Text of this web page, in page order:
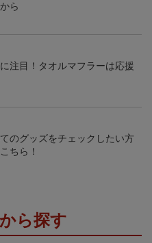
ら
注目！タオルマフラーは応援
のグッズをチェックしたい方
ちら！
ら探す